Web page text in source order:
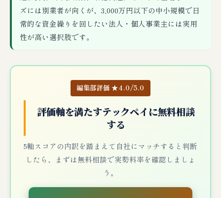
ズには別業者が向くが、3,000万円以下の中小規模で日
常的な資金繰りを回したい法人・個人事業主には実用
性が高い選択肢です。
編集部評価 ★4.0/5.0
評価軸を満たすテックペイに無料相談
する
5軸スコアの内訳を踏まえて自社にマッチすると判断
したら、まずは無料相談で実勢料率を確認しましょ
う。